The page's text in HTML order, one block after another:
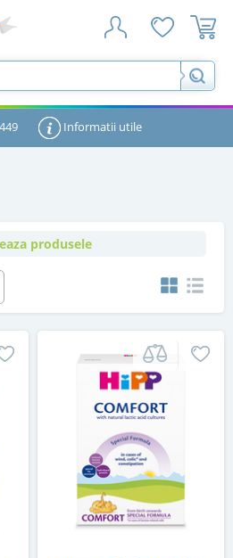
Informatii utile
produsele